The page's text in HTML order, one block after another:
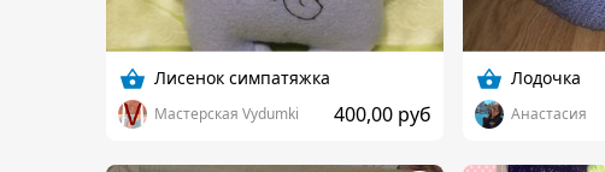
Лисенок симпатяжка
Мастерская Vydumki 400,00 руб
Лодочка
Анастасия